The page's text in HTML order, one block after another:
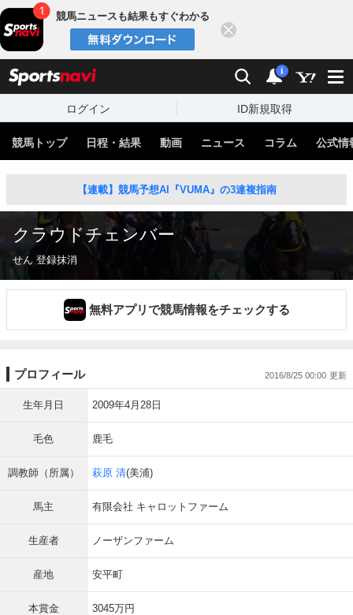
競馬ニュースも結果もすぐわかる
検索 通知
i
ログイン ID新規取得
競馬トップ 日程・結果 動画 ニュース コラム 公式情
【連載】競馬予想AI『VUMA』の3連複指南
クラウドチェンバー
せん 登録抹消
無料アプリで競馬情報をチェックする
プロフィール 2016/8/25 00:00
生年月日 2009年4月28日
毛色 鹿毛
調教師（所属） 萩原 清(美浦)
馬主 有限会社 キャロットファーム
生産者 ノーザンファーム
産地 安平町
本賞金 3045万円